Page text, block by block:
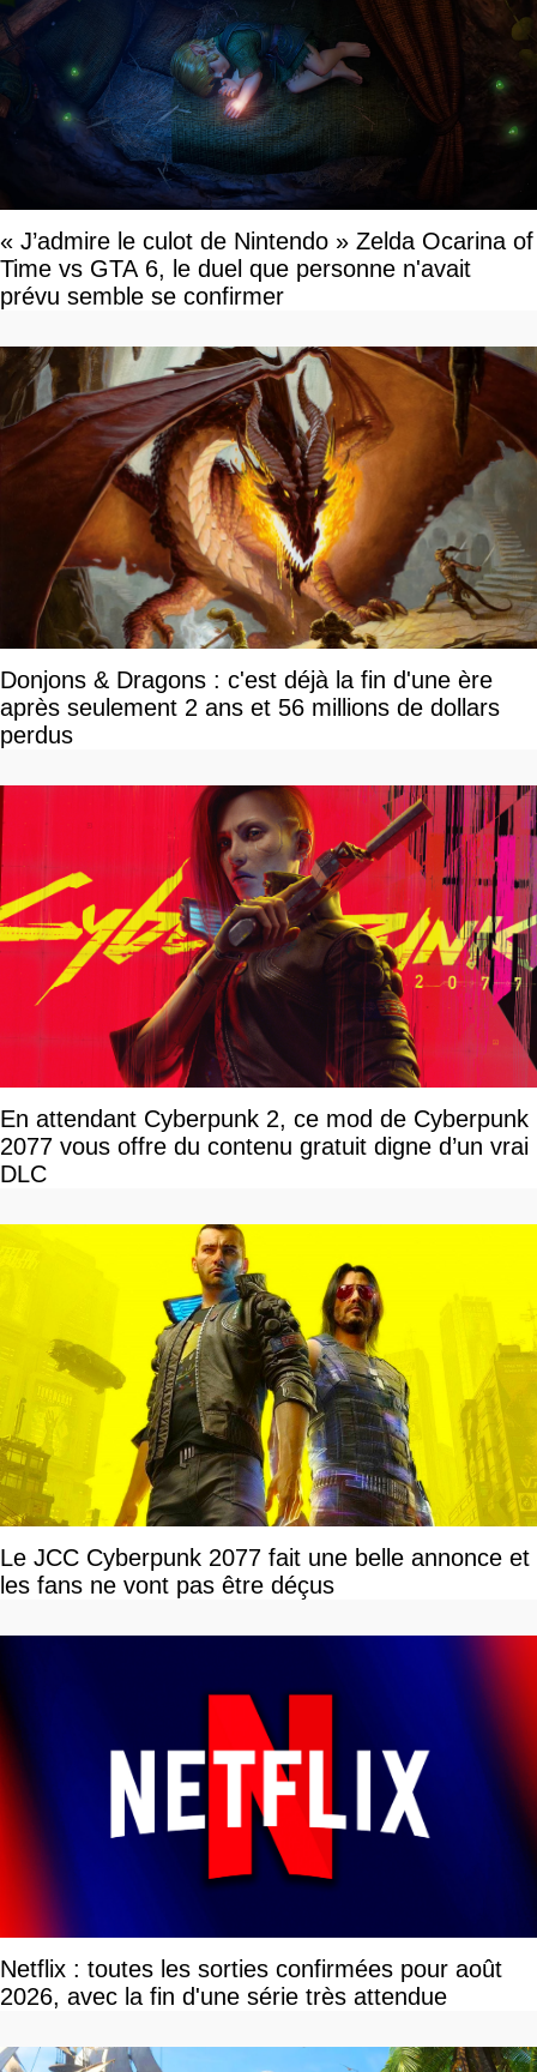
« J’admire le culot de Nintendo » Zelda Ocarina of
Time vs GTA 6, le duel que personne n'avait
prévu semble se confirmer
Donjons & Dragons : c'est déjà la fin d'une ère
après seulement 2 ans et 56 millions de dollars
perdus
En attendant Cyberpunk 2, ce mod de Cyberpunk
2077 vous offre du contenu gratuit digne d’un vrai
DLC
Le JCC Cyberpunk 2077 fait une belle annonce et
les fans ne vont pas être déçus
Netflix : toutes les sorties confirmées pour août
2026, avec la fin d'une série très attendue